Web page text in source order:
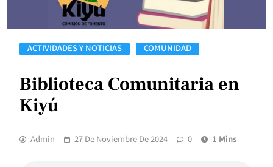
ACTIVIDADES Y NOTICIAS COMUNIDAD
Biblioteca Comunitaria en
Kiyú
Admin 27 De Noviembre De 2024 0 1 Mins